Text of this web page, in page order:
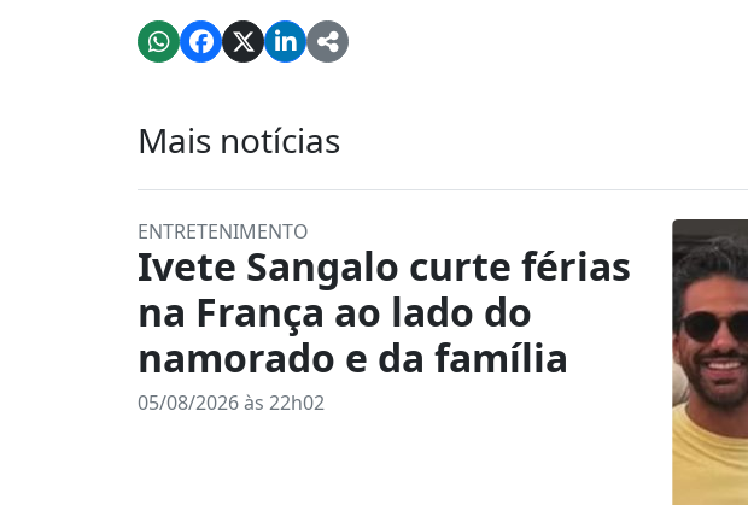
Mais notícias
ENTRETENIMENTO
Ivete Sangalo curte férias
na França ao lado do
namorado e da família
05/08/2026 às 22h02